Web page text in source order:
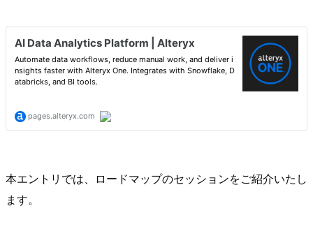
本エントリでは、ロードマップのセッションをご紹介いたし
ます。